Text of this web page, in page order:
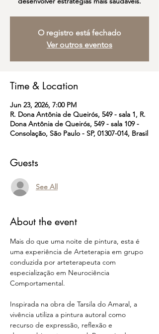
O registro está fechado
Ver outros eventos
Time & Location
Jun 23, 2026, 7:00 PM
R. Dona Antônia de Queirós, 549 - sala 1, R.
Dona Antônia de Queirós, 549 - sala 109 -
Consolação, São Paulo - SP, 01307-014, Brasil
Guests
See All
About the event
Mais do que uma noite de pintura, esta é
uma experiência de Arteterapia em grupo
conduzida por arteterapeuta com
especialização em Neurociência
Comportamental.
Inspirada na obra de Tarsila do Amaral, a
vivência utiliza a pintura autoral como
recurso de expressão, reflexão e